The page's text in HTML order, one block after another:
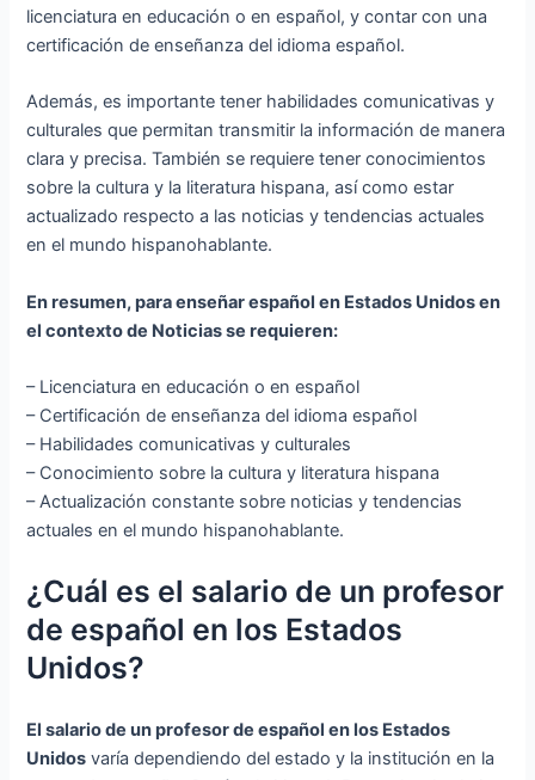
licenciatura en educación o en español, y contar con una
certificación de enseñanza del idioma español.
Además, es importante tener habilidades comunicativas y
culturales que permitan transmitir la información de manera
clara y precisa. También se requiere tener conocimientos
sobre la cultura y la literatura hispana, así como estar
actualizado respecto a las noticias y tendencias actuales
en el mundo hispanohablante.
En resumen, para enseñar español en Estados Unidos en
el contexto de Noticias se requieren:
– Licenciatura en educación o en español
– Certificación de enseñanza del idioma español
– Habilidades comunicativas y culturales
– Conocimiento sobre la cultura y literatura hispana
– Actualización constante sobre noticias y tendencias
actuales en el mundo hispanohablante.
¿Cuál es el salario de un profesor
de español en los Estados
Unidos?
El salario de un profesor de español en los Estados
Unidos varía dependiendo del estado y la institución en la